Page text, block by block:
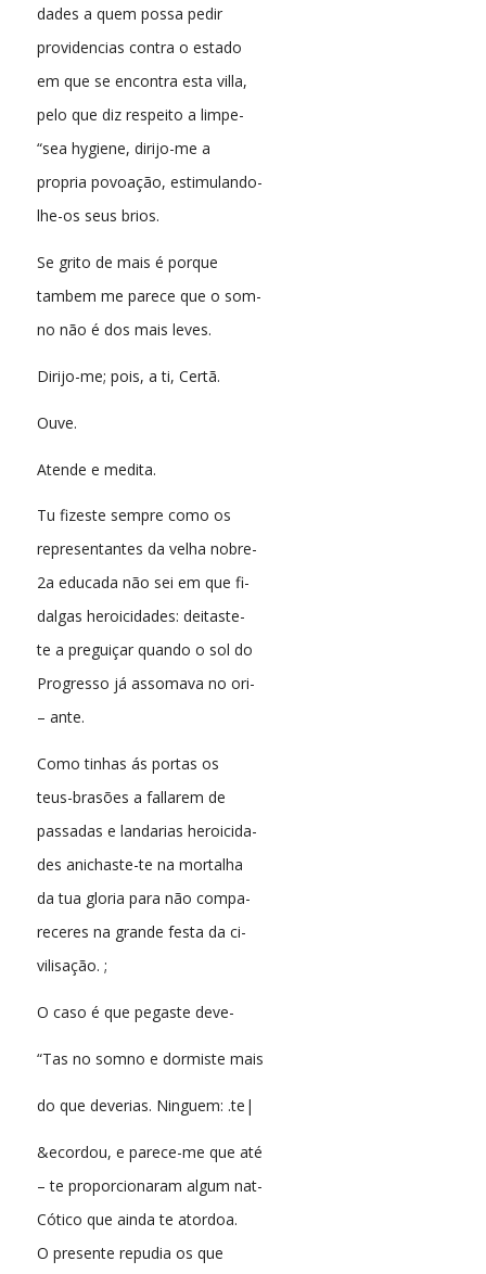
dades a quem possa pedir
providencias contra o estado
em que se encontra esta villa,
pelo que diz respeito a limpe-
“sea hygiene, dirijo-me a
propria povoação, estimulando-
lhe-os seus brios.
Se grito de mais é porque
tambem me parece que o som-
no não é dos mais leves.
Dirijo-me; pois, a ti, Certã.
Ouve.
Atende e medita.
Tu fizeste sempre como os
representantes da velha nobre-
2a educada não sei em que fi-
dalgas heroicidades: deitaste-
te a preguiçar quando o sol do
Progresso já assomava no ori-
– ante.
Como tinhas ás portas os
teus-brasões a fallarem de
passadas e landarias heroicida-
des anichaste-te na mortalha
da tua gloria para não compa-
receres na grande festa da ci-
vilisação. ;
O caso é que pegaste deve-
“Tas no somno e dormiste mais
do que deverias. Ninguem: .te|
&ecordou, e parece-me que até
– te proporcionaram algum nat-
Cótico que ainda te atordoa.
O presente repudia os que